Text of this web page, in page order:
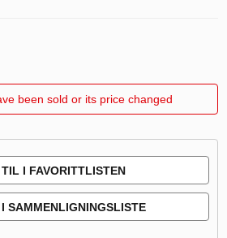
been sold or its price changed
I FAVORITTLISTEN
SAMMENLIGNINGSLISTE